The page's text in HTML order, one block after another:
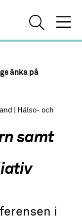
änka på
| Hälso- och
samt
i